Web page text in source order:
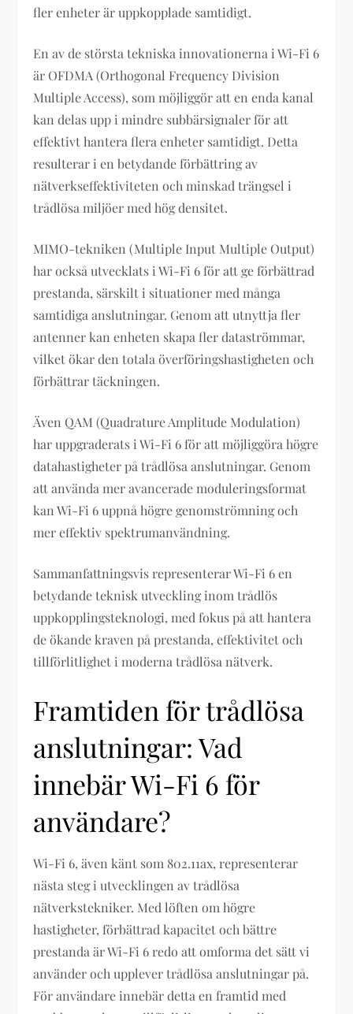
fler enheter är uppkopplade samtidigt.
En av de största tekniska innovationerna i Wi-Fi 6
är OFDMA (Orthogonal Frequency Division
Multiple Access), som möjliggör att en enda kanal
kan delas upp i mindre subbärsignaler för att
effektivt hantera flera enheter samtidigt. Detta
resulterar i en betydande förbättring av
nätverkseffektiviteten och minskad trängsel i
trådlösa miljöer med hög densitet.
MIMO-tekniken (Multiple Input Multiple Output)
har också utvecklats i Wi-Fi 6 för att ge förbättrad
prestanda, särskilt i situationer med många
samtidiga anslutningar. Genom att utnyttja fler
antenner kan enheten skapa fler dataströmmar,
vilket ökar den totala överföringshastigheten och
förbättrar täckningen.
Även QAM (Quadrature Amplitude Modulation)
har uppgraderats i Wi-Fi 6 för att möjliggöra högre
datahastigheter på trådlösa anslutningar. Genom
att använda mer avancerade moduleringsformat
kan Wi-Fi 6 uppnå högre genomströmning och
mer effektiv spektrumanvändning.
Sammanfattningsvis representerar Wi-Fi 6 en
betydande teknisk utveckling inom trådlös
uppkopplingsteknologi, med fokus på att hantera
de ökande kraven på prestanda, effektivitet och
tillförlitlighet i moderna trådlösa nätverk.
Framtiden för trådlösa
anslutningar: Vad
innebär Wi-Fi 6 för
användare?
Wi-Fi 6, även känt som 802.11ax, representerar
nästa steg i utvecklingen av trådlösa
nätverkstekniker. Med löften om högre
hastigheter, förbättrad kapacitet och bättre
prestanda är Wi-Fi 6 redo att omforma det sätt vi
använder och upplever trådlösa anslutningar på.
För användare innebär detta en framtid med